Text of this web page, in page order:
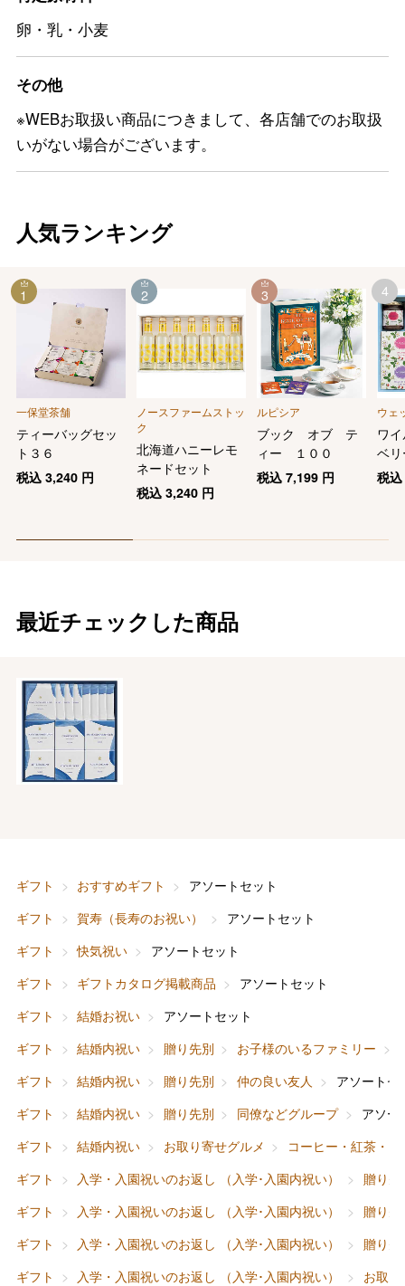
卵・乳・小麦
その他
※WEBお取扱い商品につきまして、各店舗でのお取扱
いがない場合がございます。
人気ランキング
一保堂茶舗
ティーバッグセッ
ト３６
税込 3,240円
1
ノースファームストッ
ク
北海道ハニーレモ
ネードセット
税込3,240 円
2
ルピシア
ブック オブ テ
ィー １００
税込7,199 円
3
ウェ
ワ
ベ
税
4
最近チェックした商品
ギフト おすすめギフト
アソートセット
ギフト
賀寿（長寿のお祝い）
アソートセット
ギフト
快気祝い
アソートセット
ギフト
ギフトカタログ掲載商品
アソートセット
ギフト
結婚お祝い
アソートセット
ギフト
結婚内祝い 贈り先別 お子様のいるファミリー
ギフト
結婚内祝い 贈り先別 仲の良い友人
アソートセ
ギフト
結婚内祝い 贈り先別 同僚などグループ
アソー
ギフト
結婚内祝い お取り寄せグルメ
コーヒー・紅茶・
ギフト
入学・入園祝いのお返し （入学･入園内祝い）
贈り先
ギフト
入学・入園祝いのお返し （入学･入園内祝い）
贈り先
ギフト
入学・入園祝いのお返し （入学･入園内祝い）
贈り先
ギフト
入学・入園祝いのお返し （入学･入園内祝い）
お取